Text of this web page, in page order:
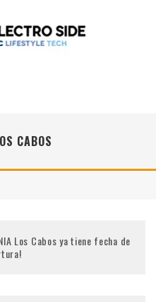
CABOS
Los Cabos ya tiene fecha de